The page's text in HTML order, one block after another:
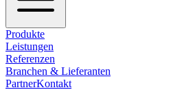
Produkte
Leistungen
Referenzen
Branchen & Lieferanten
PartnerKontakt